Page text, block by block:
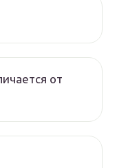
от